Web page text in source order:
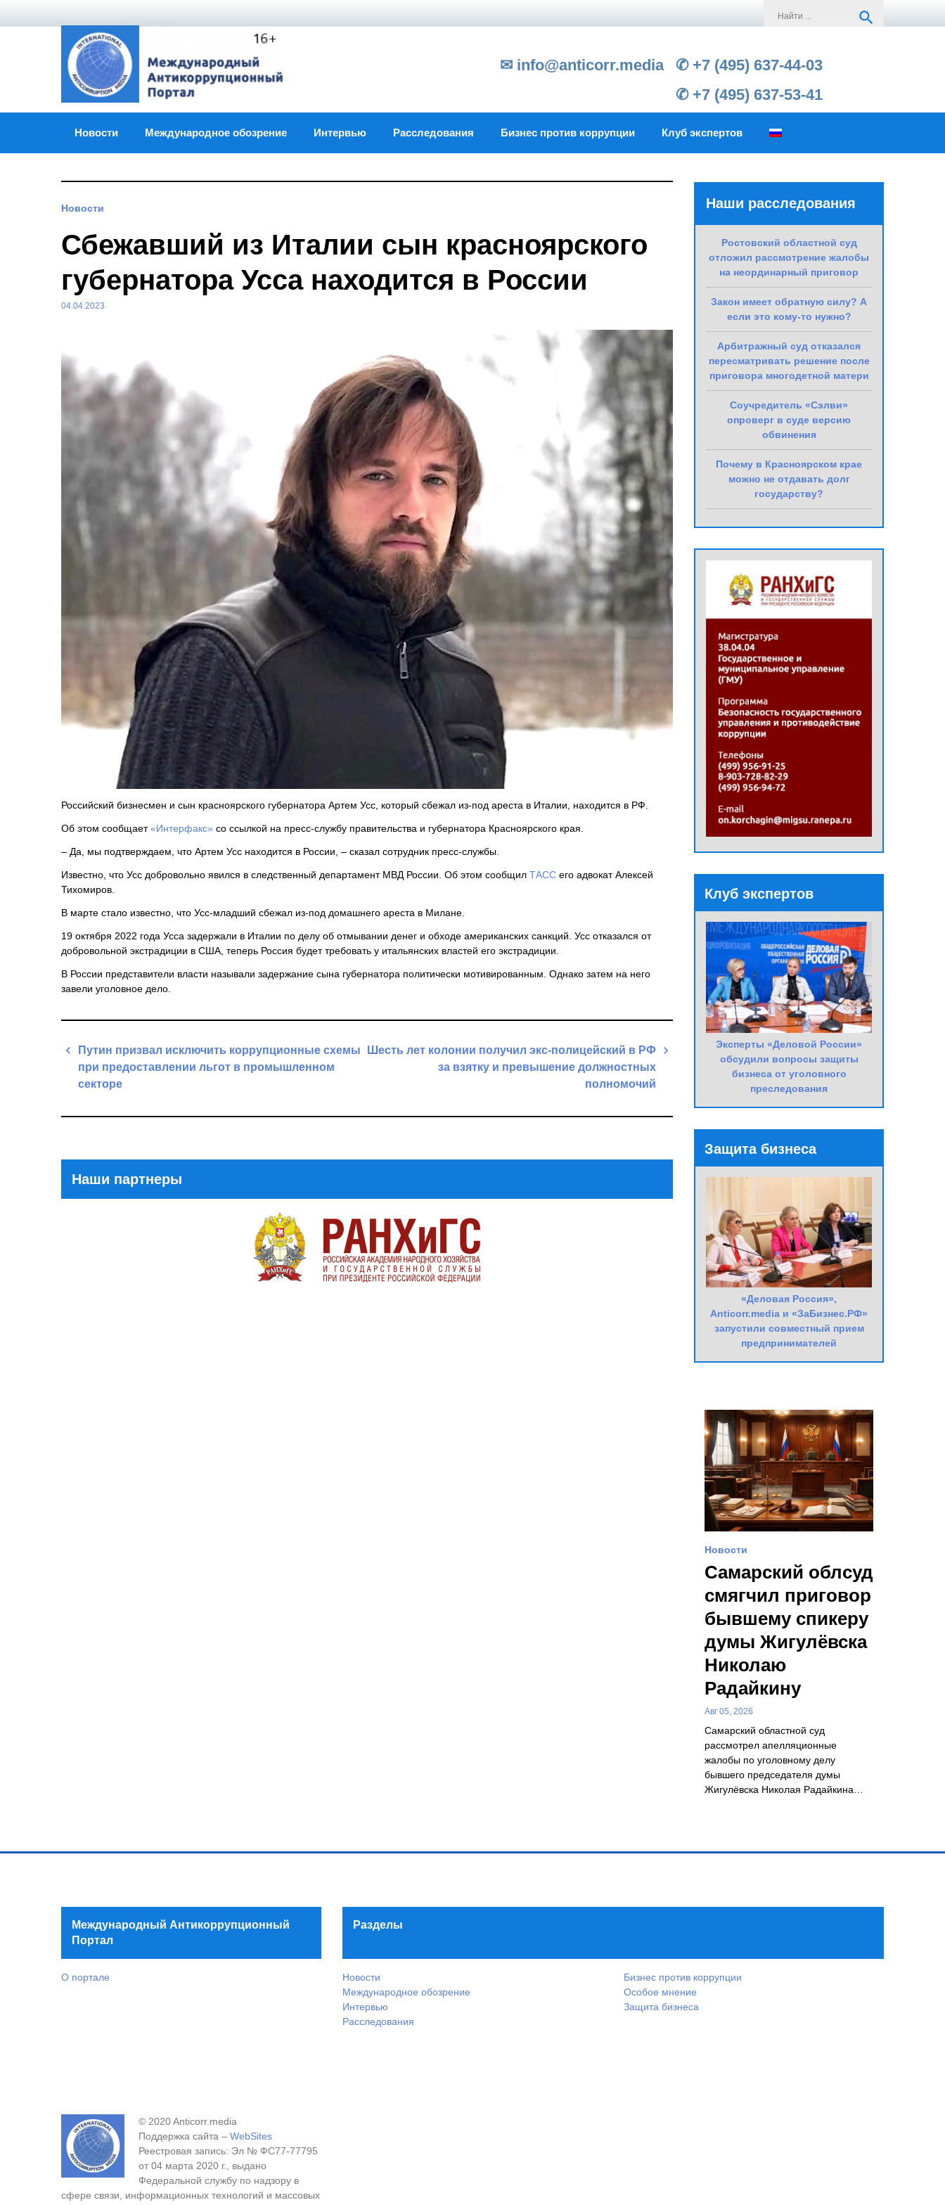
search
✉ info@anticorr.media
✆ +7 (495) 637-44-03
✆ +7 (495) 637-53-41
Новости Международное обозрение Интервью Расследования Бизнес против коррупции Клуб экспертов
Новости
Сбежавший из Италии сын красноярского
губернатора Усса находится в России
04.04.2023
Российский бизнесмен и сын красноярского губернатора Артем Усс, который сбежал из-под ареста в Италии, находится в РФ.
Об этом сообщает«Интерфакс» со ссылкой на пресс-службу правительства и губернатора Красноярского края.
– Да, мы подтверждаем, что Артем Усс находится в России, – сказал сотрудник пресс-службы.
Известно, что Усс добровольно явился в следственный департамент МВД России. Об этом сообщил ТАСС его адвокат Алексей
Тихомиров.
В марте стало известно, что Усс-младший сбежал из-под домашнего ареста в Милане.
19 октября 2022 года Усса задержали в Италии по делу об отмывании денег и обходе американских санкций. Усс отказался от
добровольной экстрадиции в США, теперь Россия будет требовать у итальянских властей его экстрадиции.
В России представители власти называли задержание сына губернатора политически мотивированным. Однако затем на него
завели уголовное дело.
Навигация
по
записям
Путин призвал исключить коррупционные схемы
при предоставлении льгот в промышленном
секторе
Шесть лет колонии получил экс-полицейский в РФ
за взятку и превышение должностных
полномочий
Наши партнеры
Наши расследования
Ростовский областной суд
отложил рассмотрение жалобы
на неординарный приговор
Закон имеет обратную силу? А
если это кому-то нужно?
Арбитражный суд отказался
пересматривать решение после
приговора многодетной матери
Соучредитель «Сэлви»
опроверг в суде версию
обвинения
Почему в Красноярском крае
можно не отдавать долг
государству?
Клуб экспертов
Эксперты «Деловой России»
обсудили вопросы защиты
бизнеса от уголовного
преследования
Защита бизнеса
«Деловая Россия»,
Anticorr.media и «ЗаБизнес.РФ»
запустили совместный прием
предпринимателей
Новости
Самарский облсуд
смягчил приговор
бывшему спикеру
думы Жигулёвска
Николаю
Радайкину
Авг 05, 2026
Самарский областной суд
рассмотрел апелляционные
жалобы по уголовному делу
бывшего председателя думы
Жигулёвска Николая Радайкина…
Международный Антикоррупционный
Портал
О портале
Разделы
Новости
Международное обозрение
Интервью
Расследования
Бизнес против коррупции
Особое мнение
Защита бизнеса
© 2020 Anticorr.media
Поддержка сайта – WebSites
Реестровая запись: Эл № ФС77-77795
от 04 марта 2020 г., выдано
Федеральной службу по надзору в
сфере связи, информационных технологий и массовых